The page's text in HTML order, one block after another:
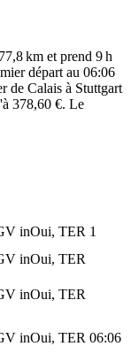
km et prend 9 h
départ au 06:06
de Calais à Stuttgart
378,60 €. Le
inOui, TER 1
inOui, TER
inOui, TER
inOui, TER 06:06